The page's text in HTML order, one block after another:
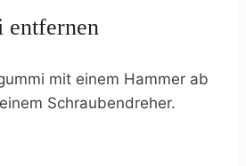
entfernen
mit einem Hammer ab
Schraubendreher.